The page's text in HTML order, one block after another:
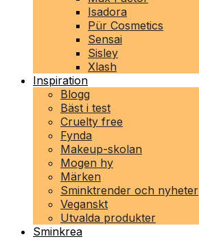
Isadora
Pür Cosmetics
Sensai
Sisley
Xlash
Inspiration
Blogg
Bäst i test
Cruelty free
Fynda
Makeup-skolan
Mogen hy
Märken
Sminktrender och nyheter
Veganskt
Utvalda produkter
Sminkrea